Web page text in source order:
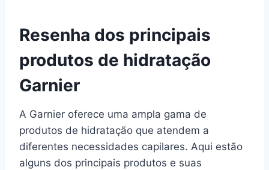
Resenha dos principais
produtos de hidratação
Garnier
A Garnier oferece uma ampla gama de
produtos de hidratação que atendem a
diferentes necessidades capilares. Aqui estão
alguns dos principais produtos e suas